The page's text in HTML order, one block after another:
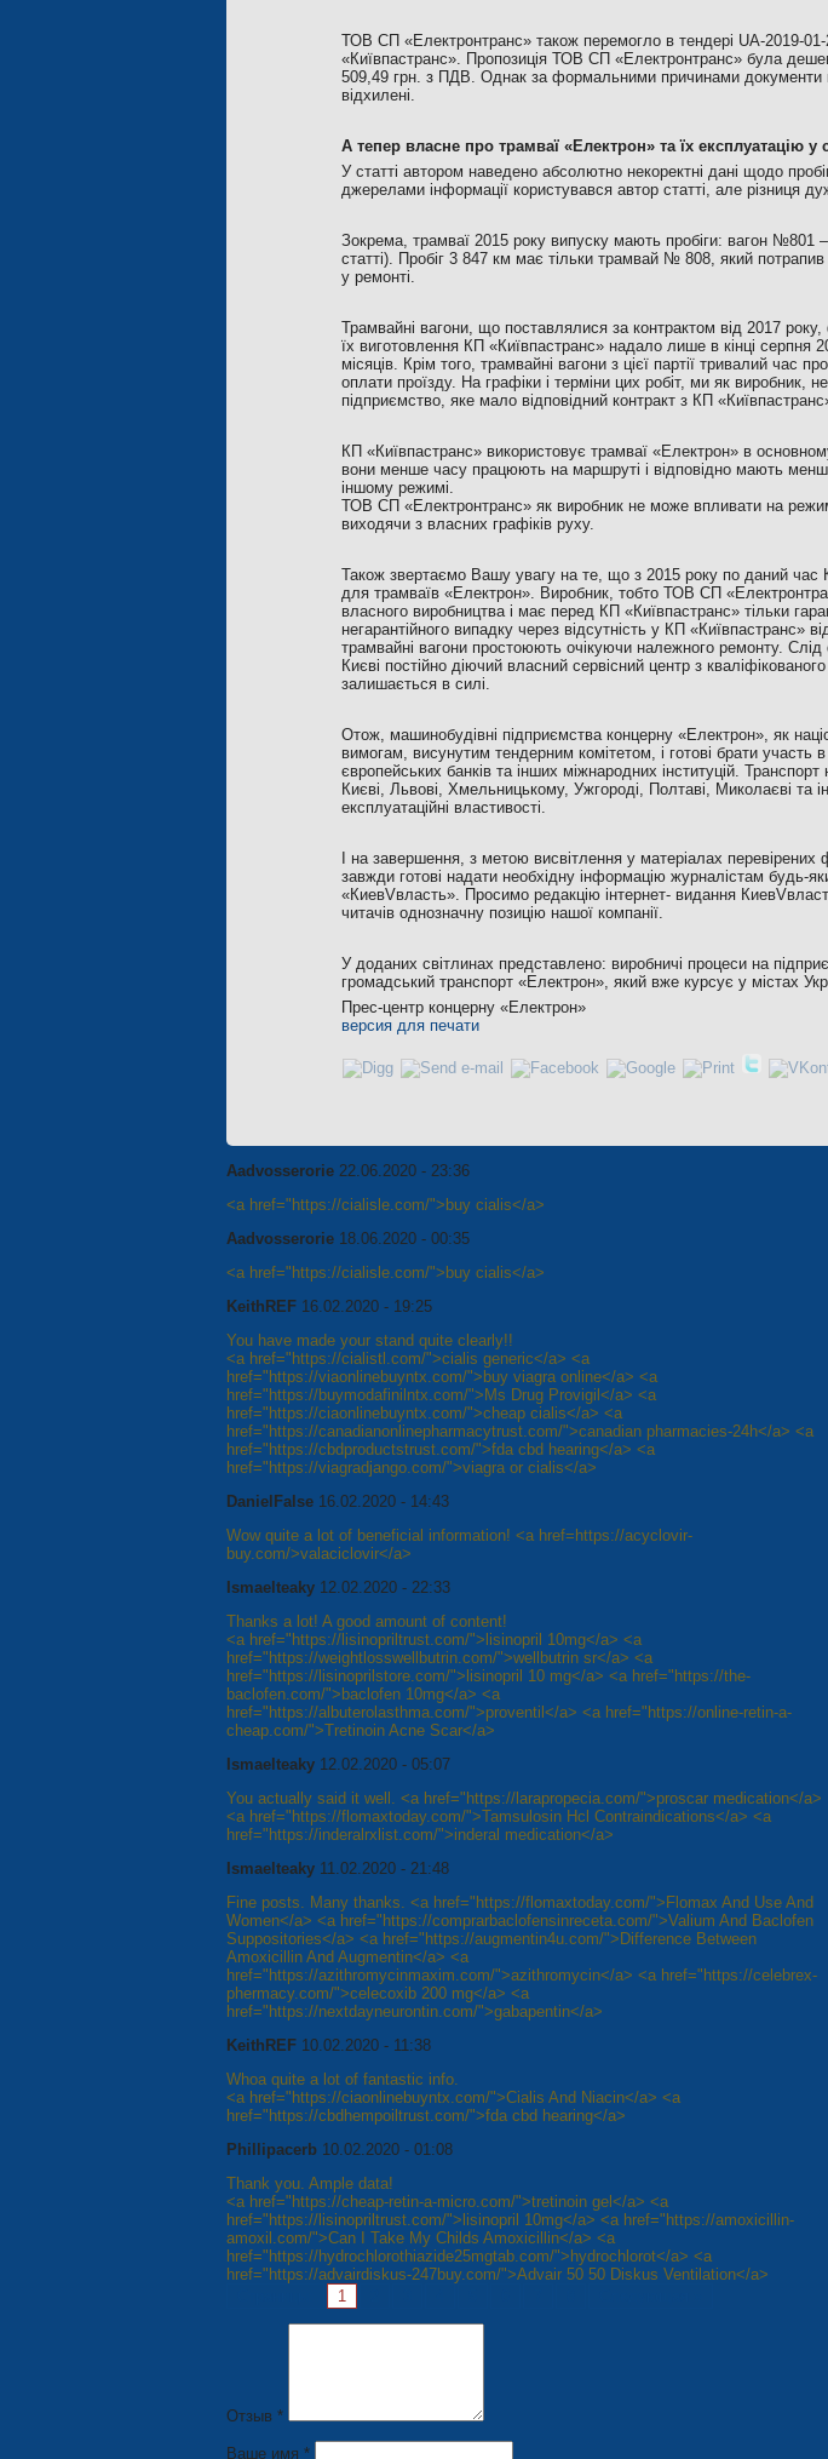
ТОВ СП «Електронтранс» також перемогло в тендері UA-2019-
«Київпастранс». Пропозиція ТОВ СП «Електронтранс» була
509,49 грн. з ПДВ. Однак за формальними причинами
відхилені.
А тепер власне про трамваї «Електрон» та їх експлуатацію у
У статті автором наведено абсолютно некоректні дані щодо
джерелами інформації користувався автор статті, але різниця
Зокрема, трамваї 2015 року випуску мають пробіги: вагон
статті). Пробіг 3 847 км має тільки трамвай № 808, який
у ремонті.
Трамвайні вагони, що поставлялися за контрактом від 2017
їх виготовлення КП «Київпастранс» надало лише в кінці серпня
місяців. Крім того, трамвайні вагони з цієї партії тривалий
оплати проїзду. На графіки і терміни цих робіт, ми як виробник,
підприємство, яке мало відповідний контракт з КП
КП «Київпастранс» використовує трамваї «Електрон» в
вони менше часу працюють на маршруті і відповідно мають
іншому режимі.
ТОВ СП «Електронтранс» як виробник не може впливати на
виходячи з власних графіків руху.
Також звертаємо Вашу увагу на те, що з 2015 року по даний час
для трамваїв «Електрон». Виробник, тобто ТОВ СП
власного виробництва і має перед КП «Київпастранс» тільки
негарантійного випадку через відсутність у КП «Київпастранс»
трамвайні вагони простоюють очікуючи належного ремонту.
Києві постійно діючий власний сервісний центр з
залишається в силі.
Отож, машинобудівні підприємства концерну «Електрон», як
вимогам, висунутим тендерним комітетом, і готові брати
європейських банків та інших міжнародних інституцій.
Києві, Львові, Хмельницькому, Ужгороді, Полтаві, Миколаєві та
експлуатаційні властивості.
І на завершення, з метою висвітлення у матеріалах
завжди готові надати необхідну інформацію журналістам будь-
«КиевVвласть». Просимо редакцію інтернет- видання
читачів однозначну позицію нашої компанії.
У доданих світлинах представлено: виробничі процеси на
громадський транспорт «Електрон», який вже курсує у містах
Прес-центр концерну «Електрон»
версия для печати
Aadvosserorie 22.06.2020 - 23:36
<a href="https://cialisle.com/">buy cialis</a>
Aadvosserorie 18.06.2020 - 00:35
<a href="https://cialisle.com/">buy cialis</a>
KeithREF 16.02.2020 - 19:25
You have made your stand quite clearly!!
<a href="https://cialistl.com/">cialis generic</a> <a
href="https://viaonlinebuyntx.com/">buy viagra online</a> <a
href="https://buymodafinilntx.com/">Ms Drug Provigil</a> <a
href="https://ciaonlinebuyntx.com/">cheap cialis</a> <a
href="https://canadianonlinepharmacytrust.com/">canadian pharmacies-24h</a> <a
href="https://cbdproductstrust.com/">fda cbd hearing</a> <a
href="https://viagradjango.com/">viagra or cialis</a>
DanielFalse 16.02.2020 - 14:43
Wow quite a lot of beneficial information! <a href=https://acyclovir-
buy.com/>valaciclovir</a>
Ismaelteaky 12.02.2020 - 22:33
Thanks a lot! A good amount of content!
<a href="https://lisinopriltrust.com/">lisinopril 10mg</a> <a
href="https://weightlosswellbutrin.com/">wellbutrin sr</a> <a
href="https://lisinoprilstore.com/">lisinopril 10 mg</a> <a href="https://the-
baclofen.com/">baclofen 10mg</a> <a
href="https://albuterolasthma.com/">proventil</a> <a href="https://online-retin-a-
cheap.com/">Tretinoin Acne Scar</a>
Ismaelteaky 12.02.2020 - 05:07
You actually said it well. <a href="https://larapropecia.com/">proscar medication</a>
<a href="https://flomaxtoday.com/">Tamsulosin Hcl Contraindications</a> <a
href="https://inderalrxlist.com/">inderal medication</a>
Ismaelteaky 11.02.2020 - 21:48
Fine posts. Many thanks. <a href="https://flomaxtoday.com/">Flomax And Use And
Women</a> <a href="https://comprarbaclofensinreceta.com/">Valium And Baclofen
Suppositories</a> <a href="https://augmentin4u.com/">Difference Between
Amoxicillin And Augmentin</a> <a
href="https://azithromycinmaxim.com/">azithromycin</a> <a href="https://celebrex-
phermacy.com/">celecoxib 200 mg</a> <a
href="https://nextdayneurontin.com/">gabapentin</a>
KeithREF 10.02.2020 - 11:38
Whoa quite a lot of fantastic info.
<a href="https://ciaonlinebuyntx.com/">Cialis And Niacin</a> <a
href="https://cbdhempoiltrust.com/">fda cbd hearing</a>
Phillipacerb 10.02.2020 - 01:08
Thank you. Ample data!
<a href="https://cheap-retin-a-micro.com/">tretinoin gel</a> <a
href="https://lisinopriltrust.com/">lisinopril 10mg</a> <a href="https://amoxicillin-
amoxil.com/">Can I Take My Childs Amoxicillin</a> <a
href="https://hydrochlorothiazide25mgtab.com/">hydrochlorot</a> <a
href="https://advairdiskus-247buy.com/">Advair 50 50 Diskus Ventilation</a>
1
Отзыв *
Ваше имя *